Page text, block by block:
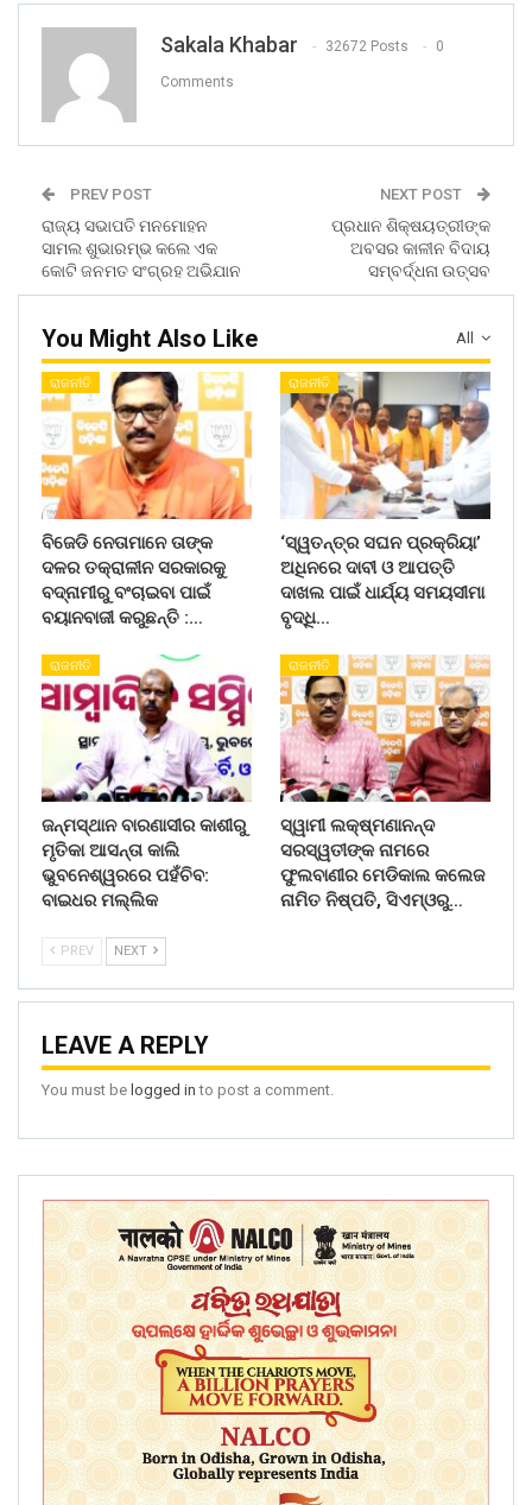
Sakala Khabar 32672 Posts 0
Comments
PREV POST
ରାଜ୍ୟ ସଭାପତି ମନମୋହନ
ସାମଲ ଶୁଭାରମ୍ଭ କଲେ ଏକ
କୋଟି ଜନମତ ସଂଗ୍ରହ ଅଭିଯାନ
NEXT POST
ପ୍ରଧାନ ଶିକ୍ଷୟତ୍ରୀଙ୍କ
ଅବସର କାଳୀନ ବିଦାୟ
ସମ୍ବର୍ଦ୍ଧନା ଉତ୍ସବ
All
You Might Also Like
ରାଜନୀତି
ବିଜେଡି ନେତାମାନେ ତାଙ୍କ
ଦଳର ତକ୍ରାଳୀନ ସରକାରକୁ
ବଦ୍ନାମୀରୁ ବଂଚାଇବା ପାଇଁ
ବୟାନବାଜୀ କରୁଛନ୍ତି :…
ରାଜନୀତି
‘ସ୍ୱତନ୍ତ୍ର ସଘନ ପ୍ରକ୍ରିୟା’
ଅଧିନରେ ଦାବୀ ଓ ଆପତ୍ତି
ଦାଖଲ ପାଇଁ ଧାର୍ଯ୍ୟ ସମୟସୀମା
ବୃଦ୍ଧି…
ରାଜନୀତି
ଜନ୍ମସ୍ଥାନ ବାରଣାସୀର କାଶୀରୁ
ମୃତିକା ଆସନ୍ତା କାଲି
ଭୁବନେଶ୍ୱରରେ ପହଁଚିବ:
ବାଇଧର ମଲ୍ଲିକ
ରାଜନୀତି
ସ୍ୱାମୀ ଲକ୍ଷ୍ମଣାନନ୍ଦ
ସରସ୍ୱତୀଙ୍କ ନାମରେ
ଫୁଲବାଣୀର ମେଡିକାଲ କଲେଜ
ନାମିତ ନିଷ୍ପତି, ସିଏମ୍‌ଓରୁ…
PREV NEXT
LEAVE A REPLY
You must be logged in to post a comment.